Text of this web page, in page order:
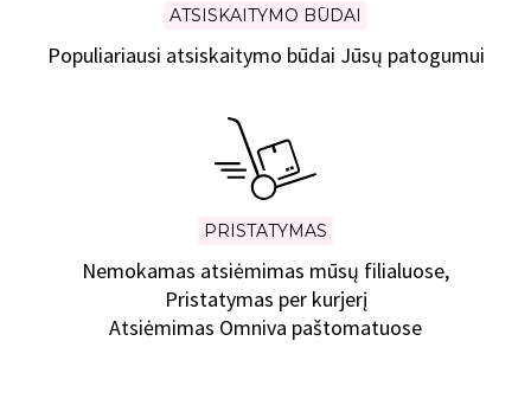
ATSISKAITYMO BŪDAI
Populiariausi atsiskaitymo būdai Jūsų patogumui
PRISTATYMAS
Nemokamas atsiėmimas mūsų filialuose,
Pristatymas per kurjerį
Atsiėmimas Omniva paštomatuose